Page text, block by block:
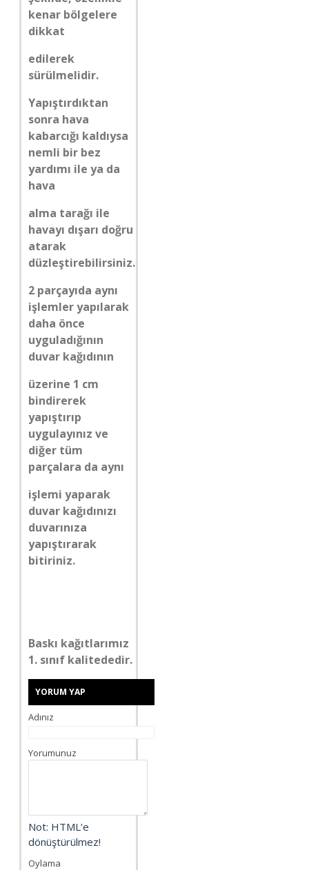
kenar bölgelere
dikkat
edilerek
sürülmelidir.
Yapıştırdıktan
sonra hava
kabarcığı kaldıysa
nemli bir bez
yardımı ile ya da
hava
alma tarağı ile
havayı dışarı doğru
atarak
düzleştirebilirsiniz.
2 parçayıda aynı
işlemler yapılarak
daha önce
uyguladığının
duvar kağıdının
üzerine 1 cm
bindirerek
yapıştırıp
uygulayınız ve
diğer tüm
parçalara da aynı
işlemi yaparak
duvar kağıdınızı
duvarınıza
yapıştırarak
bitiriniz.
Baskı kağıtlarımız
1. sınıf kalitededir.
YORUM YAP
Adınız
Yorumunuz
Not: HTML'e
dönüştürülmez!
Oylama